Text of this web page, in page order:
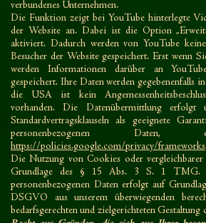
verbundenes Unternehmen.
Die Funktion zeigt bei YouTube hinterlegte
der Website an. Dabei ist die Option
aktiviert. Dadurch werden von YouTube
Besucher der Website gespeichert. Erst wenn
werden Informationen darüber an
gespeichert. Ihre Daten werden gegebenenfalls
die USA ist kein
vorhanden. Die Datenübermittlung
Standardvertragsklauseln als geeignete
personenbezogenen Daten,
https://policies.google.com/privacy/frameworks
Die Nutzung von Cookies oder
Grundlage des § 15 Abs. 3 S. 1 TMG.
personenbezogenen Daten erfolgt auf
DSGVO aus unserem überwiegenden
bedarfsgerechten und zielgerichteten Gestaltung